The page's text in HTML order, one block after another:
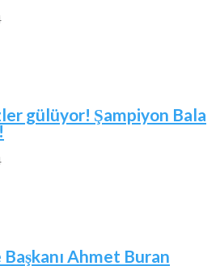
gülüyor! Şampiyon Bala
Ahmet Buran